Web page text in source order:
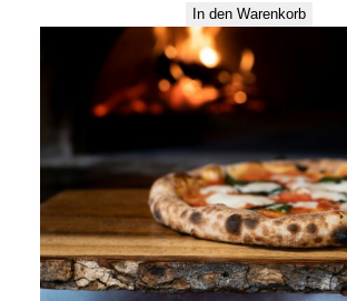
In den Warenkorb